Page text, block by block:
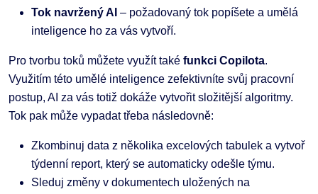
Tok navržený AI – požadovaný tok popíšete a umělá
inteligence ho za vás vytvoří.
Pro tvorbu toků můžete využít také funkci Copilota.
Využitím této umělé inteligence zefektivníte svůj pracovní
postup, AI za vás totiž dokáže vytvořit složitější algoritmy.
Tok pak může vypadat třeba následovně:
Zkombinuj data z několika excelových tabulek a vytvoř
týdenní report, který se automaticky odešle týmu.
Sleduj změny v dokumentech uložených na